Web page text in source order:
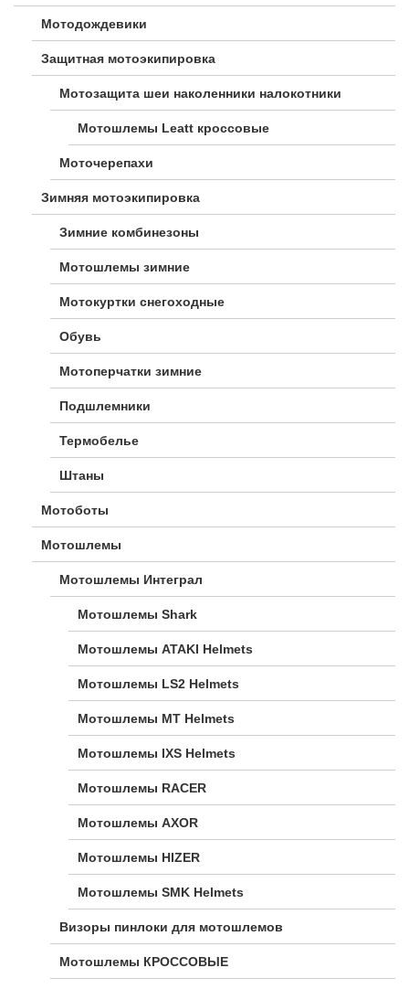
Мотодождевики
Защитная мотоэкипировка
Мотозащита шеи наколенники налокотники
Мотошлемы Leatt кроссовые
Моточерепахи
Зимняя мотоэкипировка
Зимние комбинезоны
Мотошлемы зимние
Мотокуртки снегоходные
Обувь
Мотоперчатки зимние
Подшлемники
Термобелье
Штаны
Мотоботы
Мотошлемы
Мотошлемы Интеграл
Мотошлемы Shark
Мотошлемы ATAKI Helmets
Мотошлемы LS2 Helmets
Мотошлемы MT Helmets
Мотошлемы IXS Helmets
Мотошлемы RACER
Мотошлемы AXOR
Мотошлемы HIZER
Мотошлемы SMK Helmets
Визоры пинлоки для мотошлемов
Мотошлемы КРОССОВЫЕ